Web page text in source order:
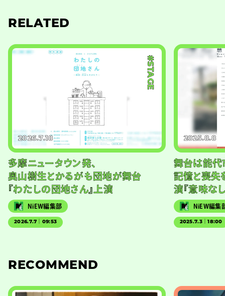
RELATED
#STAGE
2026.7.18
多摩ニュータウン発、
奥山樹生とかるがも団地が舞台
『わたしの団地さん』上演
NiEW編集部
2026.7.7｜09:53
2025.8.8
舞台は能代
記憶と喪失
演『意味な
NiEW編集
2025.7.3｜18:00
RECOMMEND